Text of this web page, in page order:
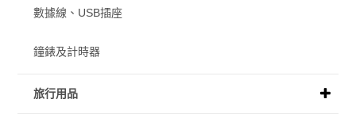
數據線、USB插座
鐘錶及計時器
旅行用品